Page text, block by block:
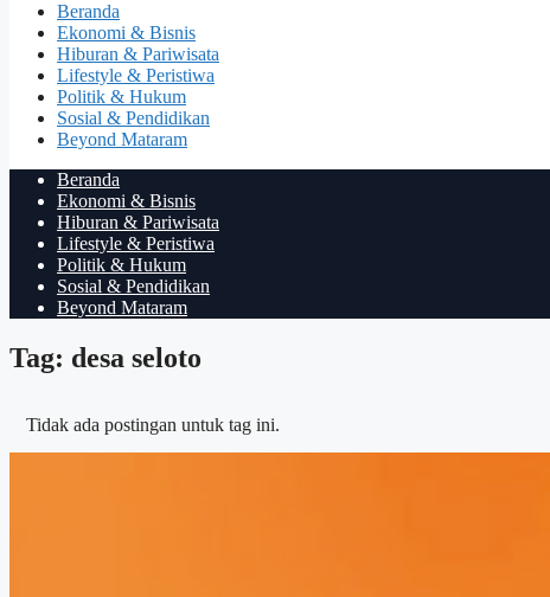
Beranda
Ekonomi & Bisnis
Hiburan & Pariwisata
Lifestyle & Peristiwa
Politik & Hukum
Sosial & Pendidikan
Beyond Mataram
Beranda
Ekonomi & Bisnis
Hiburan & Pariwisata
Lifestyle & Peristiwa
Politik & Hukum
Sosial & Pendidikan
Beyond Mataram
Tag: desa seloto
Tidak ada postingan untuk tag ini.